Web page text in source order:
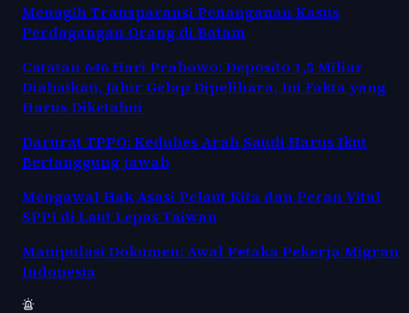
Menagih Transparansi Penanganan Kasus
Perdagangan Orang di Batam
Catatan 646 Hari Prabowo: Deposito 1,5 Miliar
Diabaikan, Jalur Gelap Dipelihara, Ini Fakta yang
Harus Diketahui
Darurat TPPO: Kedubes Arab Saudi Harus Ikut
Bertanggung jawab
Mengawal Hak Asasi Pelaut Kita dan Peran Vital
SPPI di Laut Lepas Taiwan
Manipulasi Dokumen: Awal Petaka Pekerja Migran
Indonesia